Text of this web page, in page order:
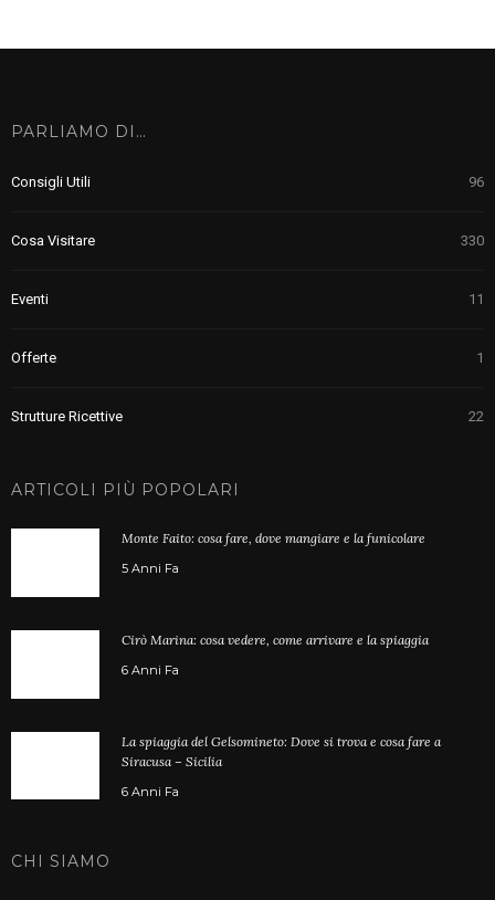
PARLIAMO DI…
Consigli Utili 96
Cosa Visitare 330
Eventi 11
Offerte 1
Strutture Ricettive 22
ARTICOLI PIÙ POPOLARI
Monte Faito: cosa fare, dove mangiare e la funicolare
5 Anni Fa
Cirò Marina: cosa vedere, come arrivare e la spiaggia
6 Anni Fa
La spiaggia del Gelsomineto: Dove si trova e cosa fare a
Siracusa – Sicilia
6 Anni Fa
CHI SIAMO